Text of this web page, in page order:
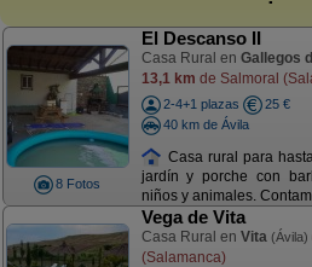
8 Fotos
El Descanso II
Casa Rural en Gallegos
13,1 km de Salmoral
2-4+1 plazas
25 €
40 km de Ávila
Casa rural para
jardín y porche con
niños y animales.
Vega de Vita
Casa Rural en Vita (Ávila)
(Salamanca)